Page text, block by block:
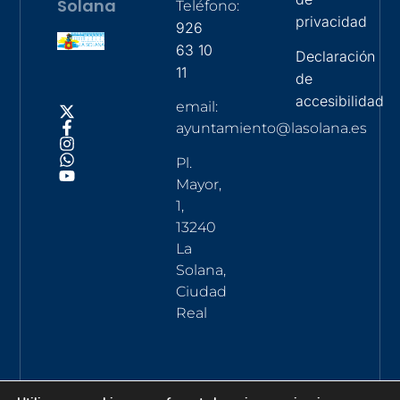
Solana Teléfono:
926
63 10
11
email:
ayuntamiento@lasolana.es
Pl.
Mayor,
1,
13240
La
Solana,
Ciudad
Real
privacidad
Declaración
de
accesibilidad